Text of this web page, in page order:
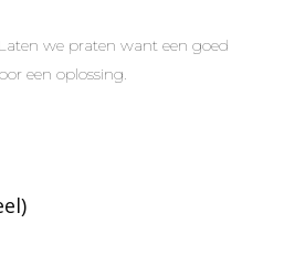
we praten want een goed
een oplossing.